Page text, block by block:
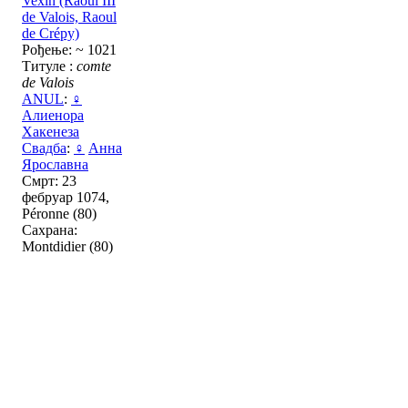
de Valois, Raoul
de Crépy)
Рођење: ~ 1021
Титуле : comte
de Valois
ANUL: ♀
Алиенора
Хакенеза
Свадба: ♀ Анна
Ярославна
Смрт: 23
фебруар 1074,
Péronne (80)
Сахрана:
Montdidier (80)